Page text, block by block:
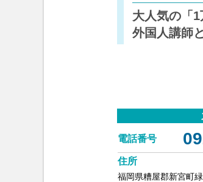
大人気の「
外国人講師
住所
福岡県糟屋郡新宮町
電話番号